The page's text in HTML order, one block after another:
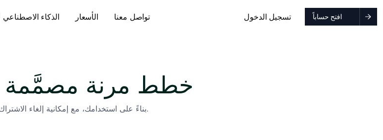
الذكاء الاصطناعي الأسعار تواصل معنا تسجيل الدخول افتح حساباً
خطط مرنة مصمَّمة
بناءً على استخدامك، مع إمكانية إلغاء الاشتراك في أيّ وقت.